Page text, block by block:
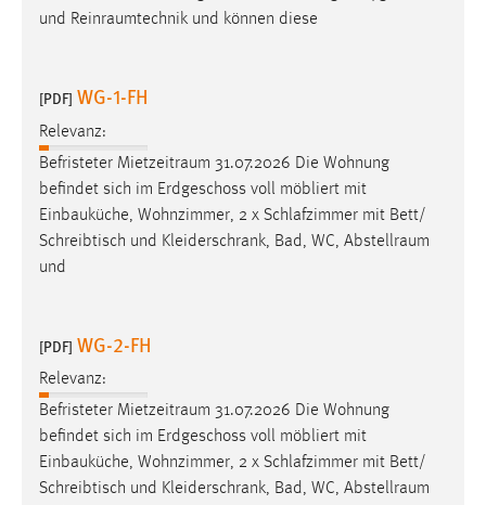
und Reinraumtechnik und können diese
[PDF] WG-1-FH
Relevanz:
Befristeter Mietzeitraum 31.07.2026 Die Wohnung
befindet sich im Erdgeschoss voll möbliert mit
Einbauküche, Wohnzimmer, 2 x Schlafzimmer mit Bett/
Schreibtisch und Kleiderschrank, Bad, WC, Abstellraum
und
[PDF] WG-2-FH
Relevanz:
Befristeter Mietzeitraum 31.07.2026 Die Wohnung
befindet sich im Erdgeschoss voll möbliert mit
Einbauküche, Wohnzimmer, 2 x Schlafzimmer mit Bett/
Schreibtisch und Kleiderschrank, Bad, WC, Abstellraum